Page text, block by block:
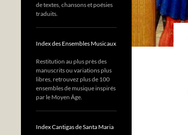
de textes, chansons et poésies
traduits.
Index des Ensembles Musicaux
Restitution au plus près des
manuscrits ou variations plus
libres, retrouvez plus de 100
ensembles de musique inspirés
par le Moyen Âge.
Index Cantigas de Santa Maria